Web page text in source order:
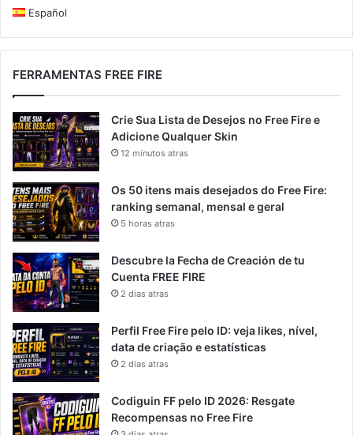
Español
FERRAMENTAS FREE FIRE
Crie Sua Lista de Desejos no Free Fire e
Adicione Qualquer Skin
12 minutos atras
Os 50 itens mais desejados do Free Fire:
ranking semanal, mensal e geral
5 horas atras
Descubre la Fecha de Creación de tu
Cuenta FREE FIRE
2 dias atras
Perfil Free Fire pelo ID: veja likes, nível,
data de criação e estatísticas
2 dias atras
Codiguin FF pelo ID 2026: Resgate
Recompensas no Free Fire